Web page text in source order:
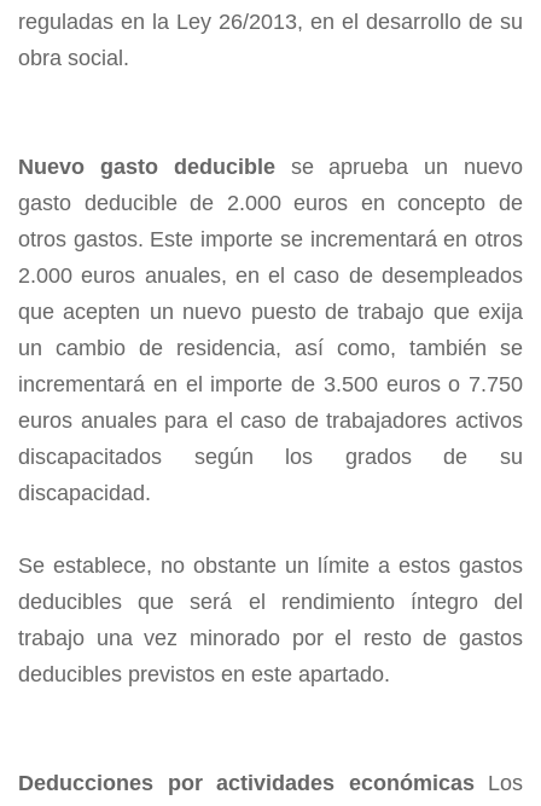
reguladas en la Ley 26/2013, en el desarrollo de su
obra social.
Nuevo gasto deduciblese aprueba un nuevo
gasto deducible de 2.000 euros en concepto de
otros gastos. Este importe se incrementará en otros
2.000 euros anuales, en el caso de desempleados
que acepten un nuevo puesto de trabajo que exija
un cambio de residencia, así como, también se
incrementará en el importe de 3.500 euros o 7.750
euros anuales para el caso de trabajadores activos
discapacitados según los grados de su
discapacidad.
Se establece, no obstante un límite a estos gastos
deducibles que será el rendimien­to íntegro del
trabajo una vez minorado por el resto de gastos
deducibles previstos en este apartado.
Deducciones por actividades económicasLos